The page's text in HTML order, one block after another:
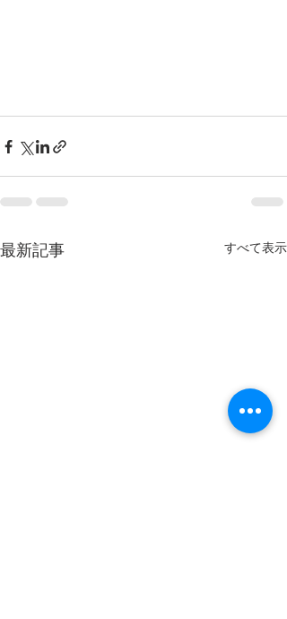
最新記事 すべて表示